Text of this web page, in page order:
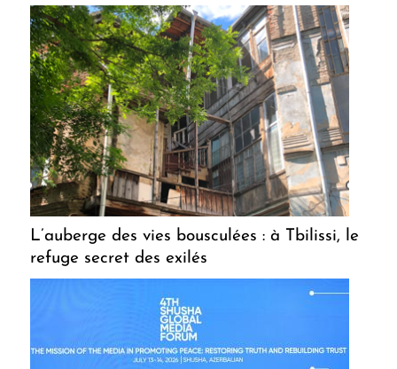
L’auberge des vies bousculées : à Tbilissi, le
refuge secret des exilés